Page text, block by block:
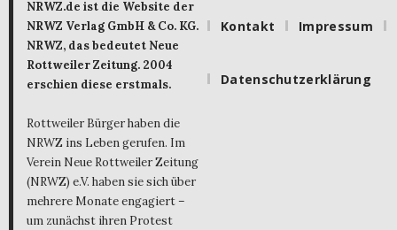
NRWZ.de ist die Website der
NRWZ Verlag GmbH & Co. KG.
NRWZ, das bedeutet Neue
Rottweiler Zeitung. 2004
erschien diese erstmals.
Rottweiler Bürger haben die
NRWZ ins Leben gerufen. Im
Verein Neue Rottweiler Zeitung
(NRWZ) e.V. haben sie sich über
mehrere Monate engagiert –
um zunächst ihren Protest
Kontakt Impressum
Datenschutzerklärung